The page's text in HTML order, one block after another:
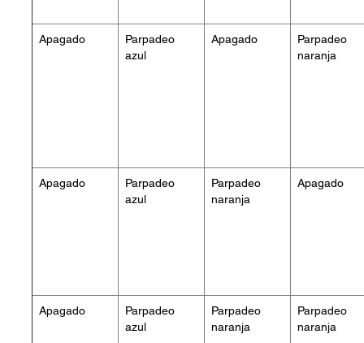
Apagado
Parpadeo
azul
Apagado
Parpadeo
naranja
Apagado
Parpadeo
azul
Parpadeo
naranja
Apagado
Apagado
Parpadeo
azul
Parpadeo
naranja
Parpadeo
naranja